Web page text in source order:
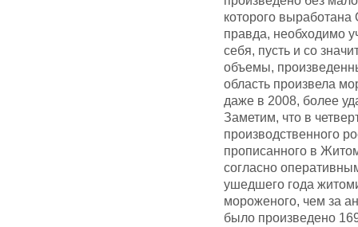
которого
правда, необходимо
себя, пусть и со
объемы,
область произвела
даже в 2008, более
Заметим, что в
производственного
прописанного в
согласно
ушедшего года
мороженого, чем за
было произведено